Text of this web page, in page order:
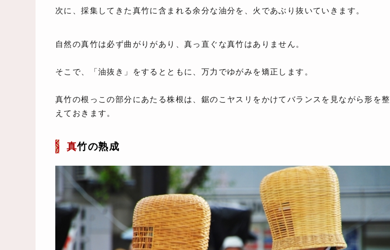
次に、採集してきた真竹に含まれる余分な油分を、火であぶり抜いていきます。
自然の真竹は必ず曲がりがあり、真っ直ぐな真竹はありません。
そこで、「油抜き」をするとともに、万力でゆがみを矯正します。
真竹の根っこの部分にあたる株根は、鋸のこヤスリをかけてバランスを見ながら形を整
えておきます。
真竹の熟成